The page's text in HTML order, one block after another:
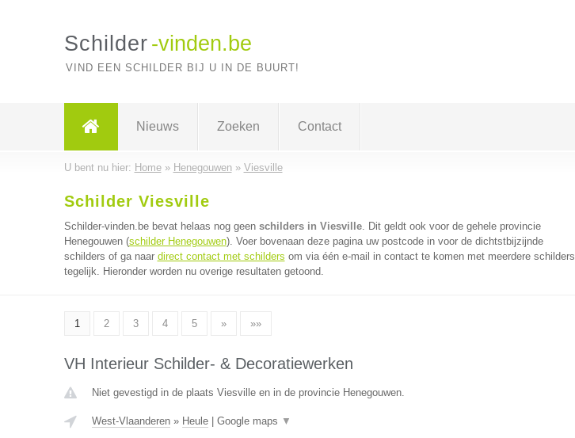
Schilder -vinden.be
VIND EEN SCHILDER BIJ U IN DE BUURT!
Nieuws Zoeken Contact
U bent nu hier: Home» Henegouwen» Viesville
Schilder Viesville
Schilder-vinden.be bevat helaas nog geen schilders in Viesville. Dit geldt ook voor de gehele provincie
Henegouwen (schilder Henegouwen). Voer bovenaan deze pagina uw postcode in voor de dichtstbijzijnde
schilders of ga naar direct contact met schilders om via één e-mail in contact te komen met meerdere schilders
tegelijk. Hieronder worden nu overige resultaten getoond.
1 2 3 4 5 » »»
VH Interieur Schilder- & Decoratiewerken
Niet gevestigd in de plaats Viesville en in de provincie Henegouwen.
West-Vlaanderen» Heule| Google maps ▼